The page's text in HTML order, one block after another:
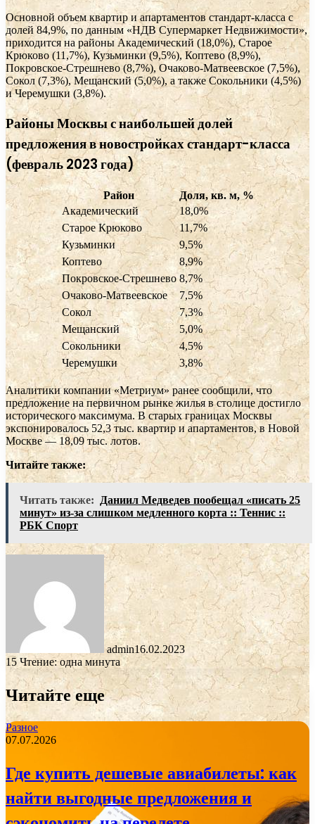
Основной объем квартир и апартаментов стандарт-класса с
долей 84,9%, по данным «НДВ Супермаркет Недвижимости»,
приходится на районы Академический (18,0%), Старое
Крюково (11,7%), Кузьминки (9,5%), Коптево (8,9%),
Покровское-Стрешнево (8,7%), Очаково-Матвеевское (7,5%),
Сокол (7,3%), Мещанский (5,0%), а также Сокольники (4,5%)
и Черемушки (3,8%).
Районы Москвы с наибольшей долей
предложения в новостройках стандарт-класса
(февраль 2023 года)
Район
Доля, кв. м, %
Академический
18,0%
Старое Крюково
11,7%
Кузьминки
9,5%
Коптево
8,9%
Покровское-Стрешнево 8,7%
Очаково-Матвеевское
7,5%
Сокол
7,3%
Мещанский
5,0%
Сокольники
4,5%
Черемушки
3,8%
Аналитики компании «Метриум» ранее сообщили, что
предложение на первичном рынке жилья в столице достигло
исторического максимума. В старых границах Москвы
экспонировалось 52,3 тыс. квартир и апартаментов, в Новой
Москве — 18,09 тыс. лотов.
Читайте также:
Читать также:
Даниил Медведев пообещал «писать 25
минут» из-за слишком медленного корта :: Теннис ::
РБК Спорт
admin16.02.2023
15 Чтение: одна минута
Читайте еще
Разное
07.07.2026
Где купить дешевые авиабилеты: как
найти выгодные предложения и